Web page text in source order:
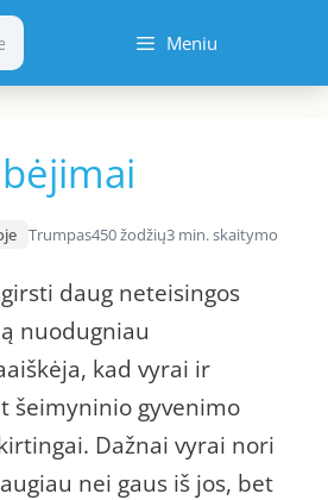
Meniu
Trumpas450 žodžių3 min. skaitymo
daug neteisingos
nuodugniau
kad vyrai ir
šeimyninio gyvenimo
Dažnai vyrai nori
nei gaus iš jos, bet